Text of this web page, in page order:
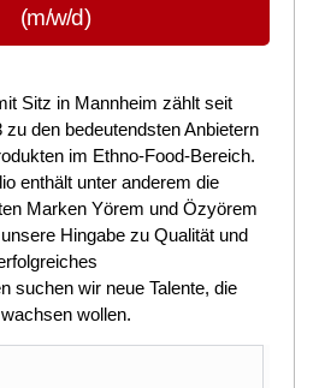
(m/w/d)
Sitz in Mannheim zählt seit
zu den bedeutendsten Anbietern
im Ethno-Food-Bereich.
enthält unter anderem die
Marken Yörem und Özyörem
Hingabe zu Qualität und
suchen wir neue Talente, die
wollen.